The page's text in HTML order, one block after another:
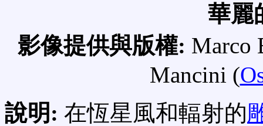
華麗
影像提供與版權: Marco
Mancini (
說明: 在恆星風和輻射的